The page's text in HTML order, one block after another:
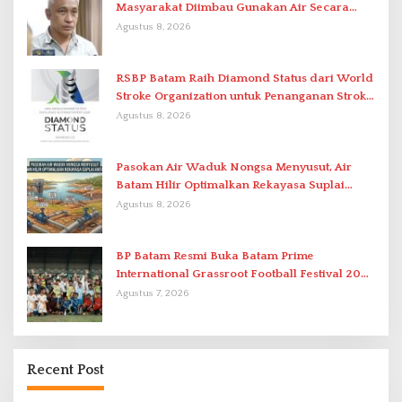
Masyarakat Diimbau Gunakan Air Secara
Bijak
Agustus 8, 2026
RSBP Batam Raih Diamond Status dari World
Stroke Organization untuk Penanganan Stroke
Berstandar Internasional
Agustus 8, 2026
Pasokan Air Waduk Nongsa Menyusut, Air
Batam Hilir Optimalkan Rekayasa Suplai
Antar-IPAM
Agustus 8, 2026
BP Batam Resmi Buka Batam Prime
International Grassroot Football Festival 2026
di Stadion Temenggung Abdul Jamal
Agustus 7, 2026
Recent Post